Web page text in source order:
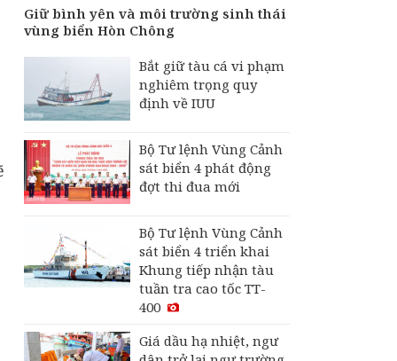
Giữ bình yên và môi trường sinh thái
vùng biển Hòn Chông
Bắt giữ tàu cá vi phạm
nghiêm trọng quy
định về IUU
Bộ Tư lệnh Vùng Cảnh
sát biển 4 phát động
đợt thi đua mới
Bộ Tư lệnh Vùng Cảnh
sát biển 4 triển khai
Khung tiếp nhận tàu
tuần tra cao tốc TT-
400
Giá dầu hạ nhiệt, ngư